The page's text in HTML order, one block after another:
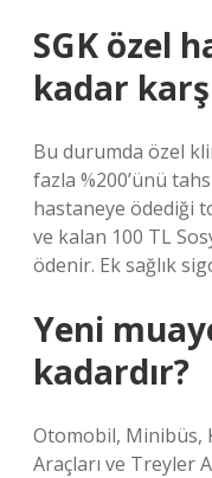
SGK özel
kadar
Bu durumda özel
fazla %200’ünü
hastaneye ödediği
ve kalan 100 TL
ödenir. Ek sağlık
Yeni
kadardır?
Otomobil, Minibüs,
Araçları ve Treyler